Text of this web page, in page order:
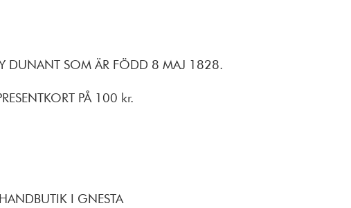
DUNANT SOM ÄR FÖDD 8 MAJ 1828.
PÅ 100 kr.
I GNESTA